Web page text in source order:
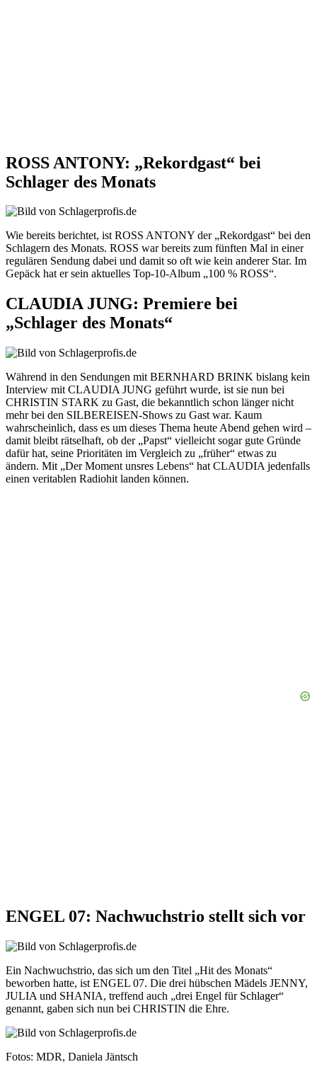
ROSS ANTONY: „Rekordgast“ bei
Schlager des Monats
Wie bereits berichtet, ist ROSS ANTONY der „Rekordgast“ bei den
Schlagern des Monats. ROSS war bereits zum fünften Mal in einer
regulären Sendung dabei und damit so oft wie kein anderer Star. Im
Gepäck hat er sein aktuelles Top-10-Album „100 % ROSS“.
CLAUDIA JUNG: Premiere bei
„Schlager des Monats“
Während in den Sendungen mit BERNHARD BRINK bislang kein
Interview mit CLAUDIA JUNG geführt wurde, ist sie nun bei
CHRISTIN STARK zu Gast, die bekanntlich schon länger nicht
mehr bei den SILBEREISEN-Shows zu Gast war. Kaum
wahrscheinlich, dass es um dieses Thema heute Abend gehen wird –
damit bleibt rätselhaft, ob der „Papst“ vielleicht sogar gute Gründe
dafür hat, seine Prioritäten im Vergleich zu „früher“ etwas zu
ändern. Mit „Der Moment unsres Lebens“ hat CLAUDIA jedenfalls
einen veritablen Radiohit landen können.
ENGEL 07: Nachwuchstrio stellt sich vor
Ein Nachwuchstrio, das sich um den Titel „Hit des Monats“
beworben hatte, ist ENGEL 07. Die drei hübschen Mädels JENNY,
JULIA und SHANIA, treffend auch „drei Engel für Schlager“
genannt, gaben sich nun bei CHRISTIN die Ehre.
Fotos: MDR, Daniela Jäntsch